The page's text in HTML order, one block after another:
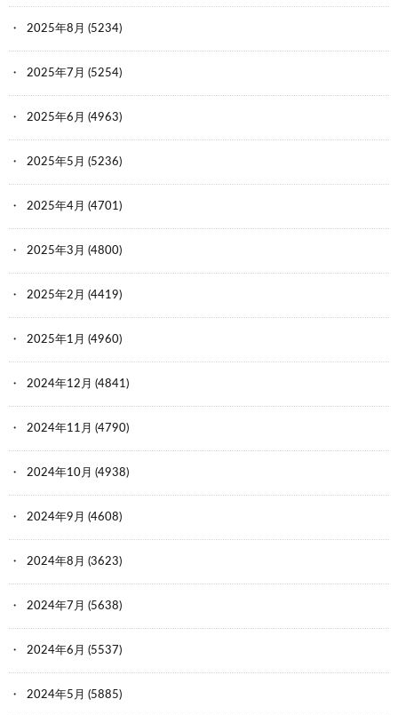
2025年8月 (5234)
2025年7月 (5254)
2025年6月 (4963)
2025年5月 (5236)
2025年4月 (4701)
2025年3月 (4800)
2025年2月 (4419)
2025年1月 (4960)
2024年12月 (4841)
2024年11月 (4790)
2024年10月 (4938)
2024年9月 (4608)
2024年8月 (3623)
2024年7月 (5638)
2024年6月 (5537)
2024年5月 (5885)